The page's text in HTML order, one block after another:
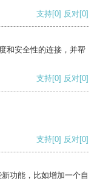
支持[0] 反对[0]
和安全性的连接，并帮
支持[0] 反对[0]
支持[0] 反对[0]
功能，比如增加一个自